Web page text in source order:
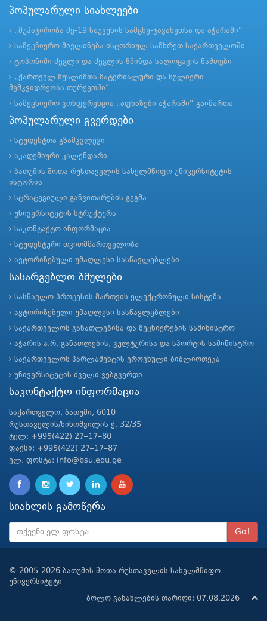
პოპულარული სიახლეები
„მუჰაჯირობა მე-19 საუკუნის სამცხე-ჯავახეთსა და აჭარაში“
სამეცნიერო მივლინება ისტორიულ სამხრეთ საქართველოში
ტოპონიმი ძეგლი და ძეგლის წმინდა სალოცავის ნაშთები
„ქართველ მუსლიმთა მატერიალური და სულიერი
მემკვიდრეობა თურქეთში“
სამეცნიერო კონფერენცია „აფხაზები აჭარაში“ გაიმართა
პოპულარული გვერდები
სტუდენტთა გზამკვლევი
აკადემიური კალენდარი
ბათუმის შოთა რუსთაველის სახელმწიფო უნივერსიტეტის
ისტორია
სტრატეგიული განვითარების გეგმა
უნივერსიტეტის სტრუქტურა
საკონტაქტო ინფორმაცია
სტუდენტური თვითმმართველობა
ავტორიზებული უმაღლესი სასწავლებლები
სასარგებლო ბმულები
სასწავლო პროცესის მართვის ელექტრონული სისტემა
ავტორიზებული უმაღლესი სასწავლებლები
საქართველოს განათლებისა და მეცნიერების სამინისტრო
აჭარის ა.რ. განათლების, კულტურისა და სპორტის სამინისტრო
საქართველოს პარლამენტის ეროვნული ბიბლიოთეკა
უნივერსიტეტის ძველი ვებგვერდი
საკონტაქტო ინფორმაცია
საქართველო, ბათუმი, 6010
რუსთაველის/ნინოშვილის ქ. 32/35
ტელ: +995(422) 27–17–80
ფაქსი: +995(422) 27–17–87
ელ. ფოსტა: info@bsu.edu.ge
სიახლის გამოწერა
Go!
© 2005-2026 ბათუმის შოთა რუსთაველის სახელმწიფო
უნივერსიტეტი
ბოლო განახლების თარიღი: 07.08.2026